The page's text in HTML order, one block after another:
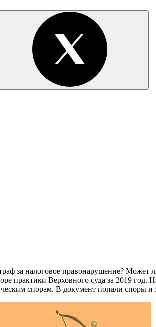
за налоговое правонарушение? Может
практики Верховного суда за 2019 год.
спорам. В документ попали споры и